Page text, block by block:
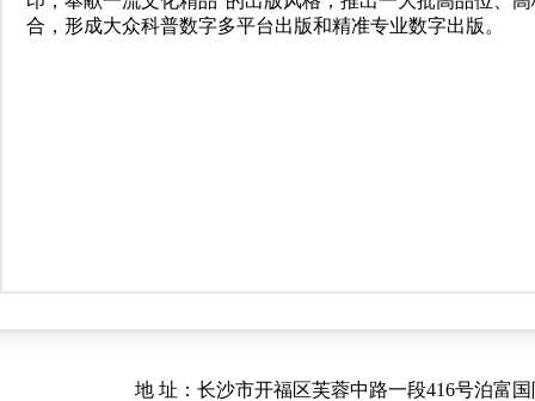
合，形成大众科普数字多平台出版和精准专业数字出版。
地 址：长沙市开福区芙蓉中路一段416号泊富